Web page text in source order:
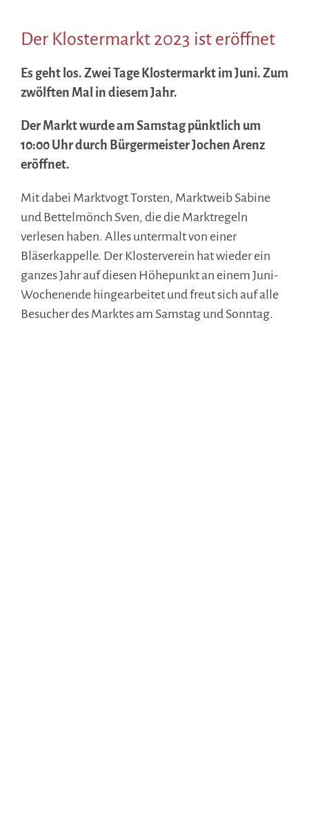
Der Klostermarkt 2023 ist eröffnet
Es geht los. Zwei Tage Klostermarkt im Juni. Zum
zwölften Mal in diesem Jahr.
Der Markt wurde am Samstag pünktlich um
10:00 Uhr durch Bürgermeister Jochen Arenz
eröffnet.
Mit dabei Marktvogt Torsten, Marktweib Sabine
und Bettelmönch Sven, die die Marktregeln
verlesen haben. Alles untermalt von einer
Bläserkappelle. Der Klosterverein hat wieder ein
ganzes Jahr auf diesen Höhepunkt an einem Juni-
Wochenende hingearbeitet und freut sich auf alle
Besucher des Marktes am Samstag und Sonntag.